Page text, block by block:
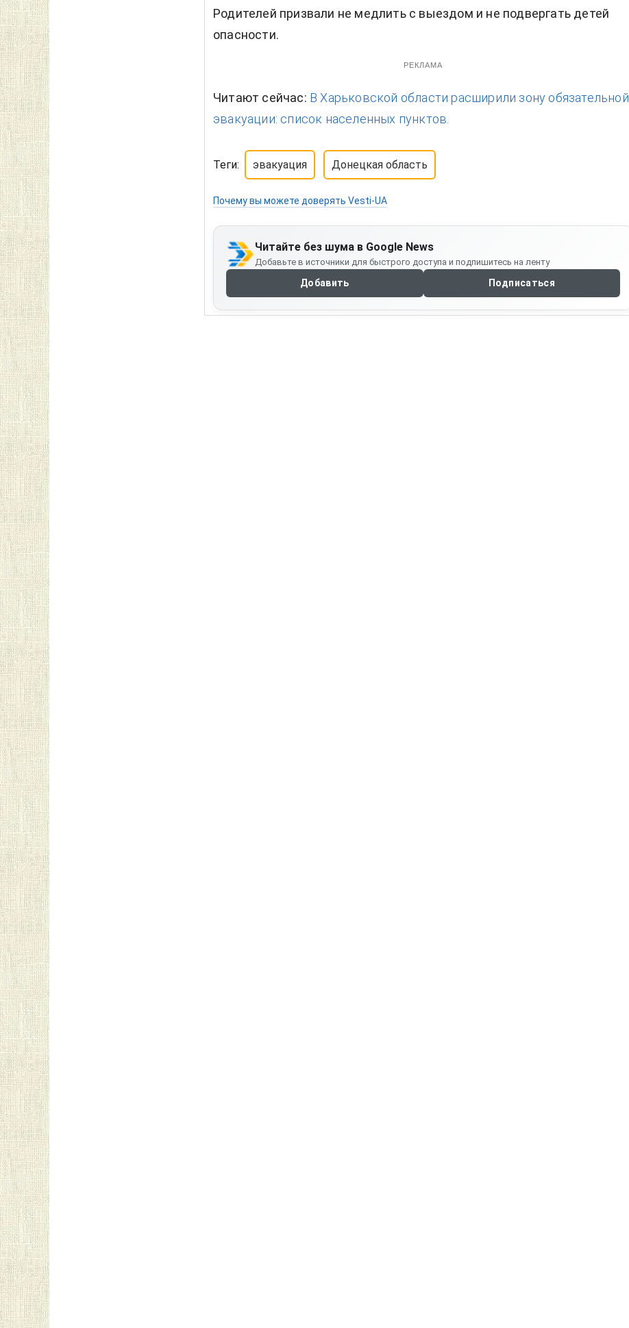
Родителей призвали не медлить с выездом и не подвергать детей
опасности.
РЕКЛАМА
Читают сейчас: В Харьковской области расширили зону обязательной
эвакуации: список населенных пунктов.
Теги: эвакуация Донецкая область
Почему вы можете доверять Vesti-UA
Читайте без шума в Google News
Добавьте в источники для быстрого доступа и подпишитесь на ленту
Добавить Подписаться